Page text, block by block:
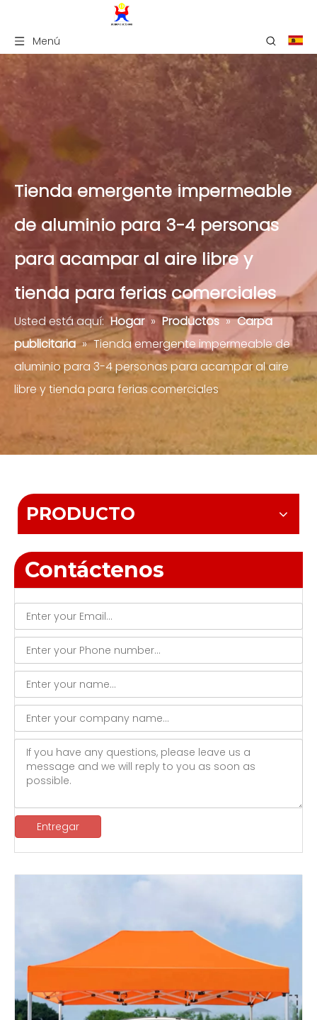
Menú
Tienda emergente impermeable
de aluminio para 3-4 personas
para acampar al aire libre y
tienda para ferias comerciales
Usted está aquí: Hogar » Productos » Carpa
publicitaria » Tienda emergente impermeable de
aluminio para 3-4 personas para acampar al aire
libre y tienda para ferias comerciales
PRODUCTO
Contáctenos
Entregar